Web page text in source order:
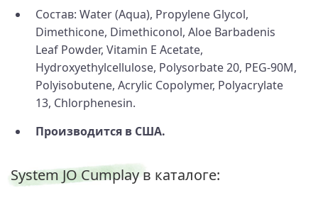
Состав: Water (Aqua), Propylene Glycol,
Dimethicone, Dimethiconol, Aloe Barbadenis
Leaf Powder, Vitamin E Acetate,
Hydroxyethylcellulose, Polysorbate 20, PEG-90M,
Polyisobutene, Acrylic Copolymer, Polyacrylate
13, Chlorphenesin.
Производится в США.
System JO Cumplay в каталоге: